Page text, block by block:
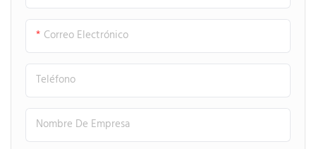
Correo Electrónico
Teléfono
Nombre De Empresa